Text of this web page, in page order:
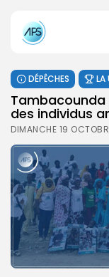
DÉPÊCHES LA
des individus
DIMANCHE 19